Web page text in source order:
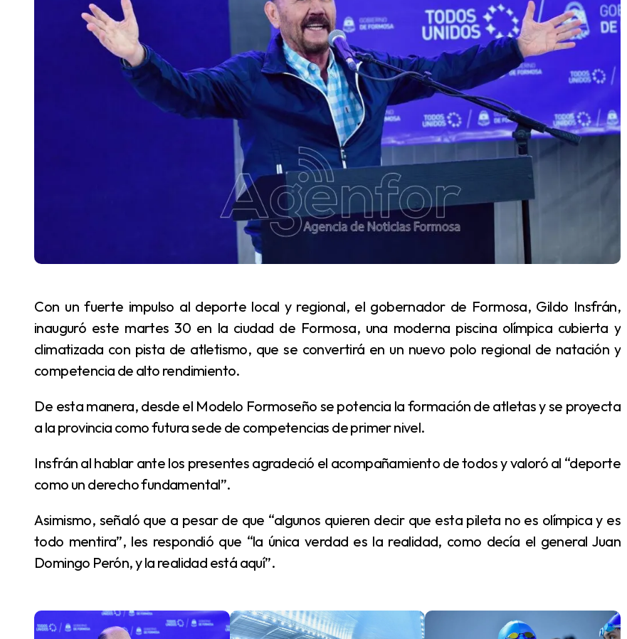
Con un fuerte impulso al deporte local y regional, el gobernador de Formosa, Gildo Insfrán,
inauguró este martes 30 en la ciudad de Formosa, una moderna piscina olímpica cubierta y
climatizada con pista de atletismo, que se convertirá en un nuevo polo regional de natación y
competencia de alto rendimiento.
De esta manera, desde el Modelo Formoseño se potencia la formación de atletas y se proyecta
a la provincia como futura sede de competencias de primer nivel.
Insfrán al hablar ante los presentes agradeció el acompañamiento de todos y valoró al “deporte
como un derecho fundamental”.
Asimismo, señaló que a pesar de que “algunos quieren decir que esta pileta no es olímpica y es
todo mentira”, les respondió que “la única verdad es la realidad, como decía el general Juan
Domingo Perón, y la realidad está aquí”.